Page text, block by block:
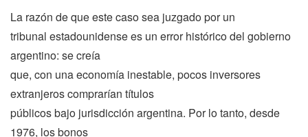
La razón de que este caso sea juzgado por un
tribunal estadounidense es un error histórico del gobierno
argentino: se creía
que, con una economía inestable, pocos inversores
extranjeros comprarían títulos
públicos bajo jurisdicción argentina. Por lo tanto, desde
1976, los bonos